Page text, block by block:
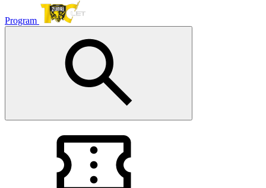
Program